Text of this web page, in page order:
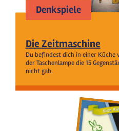
Denkspiele
Die Zeitmaschine
Du befindest dich in einer Küche
der Taschenlampe die 15
nicht gab.